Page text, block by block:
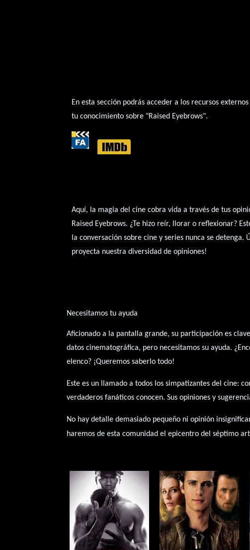
En esta sección podrás acceder a los recursos
tu conocimiento sobre "Raised Eyebrows".
Aquí, la magia del cine cobra vida a través de tus
Raised Eyebrows. ¿Te hizo reír, llorar o reflexionar?
la conversación sobre cine y series nunca se
proyecta nuestra diversidad de opiniones!
Necesitamos tu ayuda
Aficionado a la pantalla grande, su participación es
datos cinematográfica, pero necesitamos su ayuda.
elenco? ¡Queremos saberlo todo!
Este es un llamado a todos los simpatizantes del cine:
verdaderos fanáticos conocen. Sus opiniones y
No hay detalle demasiado pequeño ni opinión
haremos de esta comunidad el epicentro del séptimo